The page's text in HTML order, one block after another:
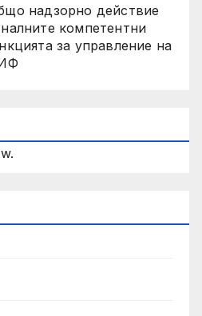
надзорно действие
компетентни
за управление на